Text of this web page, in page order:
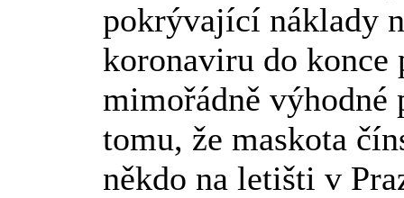
pokrývající náklady
koronaviru do konce
mimořádně výhodné
tomu, že maskota
někdo na letišti v